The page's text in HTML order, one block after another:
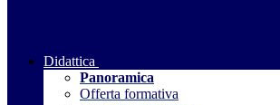
Didattica
Panoramica
Offerta formativa